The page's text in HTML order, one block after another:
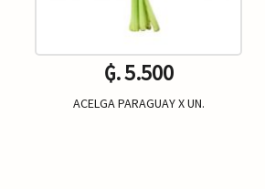
₲. 5.500
ACELGA PARAGUAY X UN.